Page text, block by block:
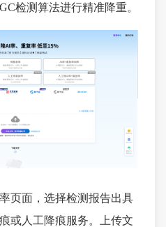
检测算法进行精准降重。
页面，选择检测报告出具
或人工降痕服务。上传文